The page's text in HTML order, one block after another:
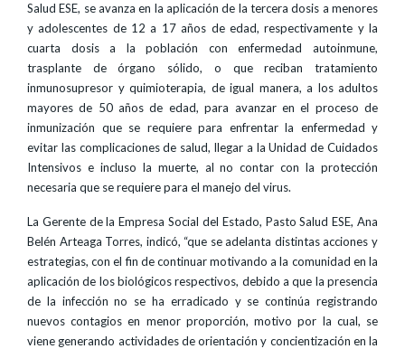
Salud ESE, se avanza en la aplicación de la tercera dosis a menores
y adolescentes de 12 a 17 años de edad, respectivamente y la
cuarta dosis a la población con enfermedad autoinmune,
trasplante de órgano sólido, o que reciban tratamiento
inmunosupresor y quimioterapia, de igual manera, a los adultos
mayores de 50 años de edad, para avanzar en el proceso de
inmunización que se requiere para enfrentar la enfermedad y
evitar las complicaciones de salud, llegar a la Unidad de Cuidados
Intensivos e incluso la muerte, al no contar con la protección
necesaria que se requiere para el manejo del virus.
La Gerente de la Empresa Social del Estado, Pasto Salud ESE, Ana
Belén Arteaga Torres, indicó, “que se adelanta distintas acciones y
estrategias, con el fin de continuar motivando a la comunidad en la
aplicación de los biológicos respectivos, debido a que la presencia
de la infección no se ha erradicado y se continúa registrando
nuevos contagios en menor proporción, motivo por la cual, se
viene generando actividades de orientación y concientización en la